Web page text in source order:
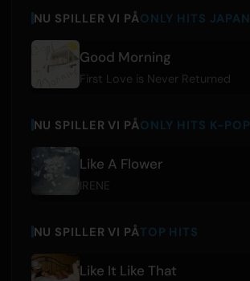
NU SPILLER VI PÅONLY HITS JAPAN
Good Morning
First Love is Never Returned
NU SPILLER VI PÅONLY HITS K-POP
Like A Flower
IRENE
NU SPILLER VI PÅTOP HITS
Like It Like That